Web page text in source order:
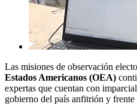
Las misiones de observación
Estados Americanos (OEA)
expertas que cuentan con
gobierno del país anfitrión y